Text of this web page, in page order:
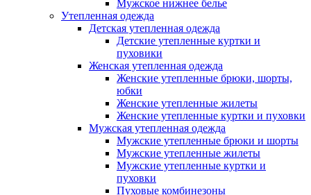
Мужское нижнее белье
Утепленная одежда
Детская утепленная одежда
Детские утепленные куртки и
пуховики
Женская утепленная одежда
Женские утепленные брюки, шорты,
юбки
Женские утепленные жилеты
Женские утепленные куртки и пуховки
Мужская утепленная одежда
Мужские утепленные брюки и шорты
Мужские утепленные жилеты
Мужские утепленные куртки и
пуховки
Пуховые комбинезоны